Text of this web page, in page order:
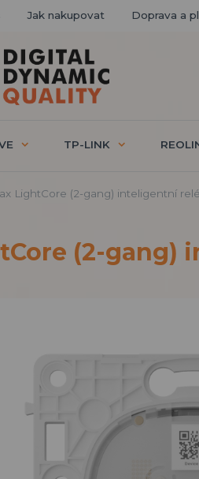
Jak nakupovat Doprava a
TP-LINK
LightCore (2-gang) inteligentní
(2-gang)